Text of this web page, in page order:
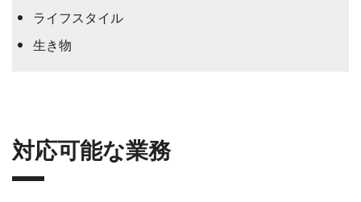
ライフスタイル
生き物
対応可能な業務